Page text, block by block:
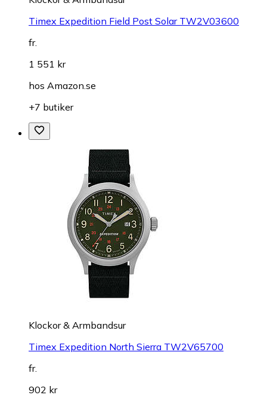
Timex Expedition Field Post Solar TW2V03600
fr.
1 551 kr
hos Amazon.se
+7 butiker
Klockor & Armbandsur
Timex Expedition North Sierra TW2V65700
fr.
902 kr